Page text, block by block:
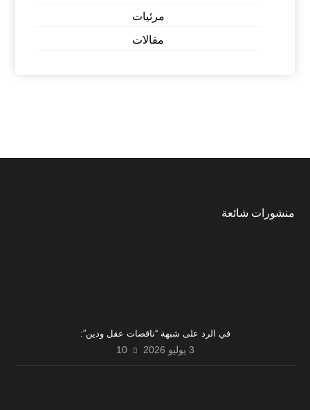
مرئيات
مقالات
منشورات شائعة
في الرد على شبهة “ناقصات عقل ودين”:
3 يوليو 2026 10